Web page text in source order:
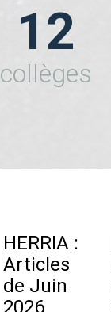
12
collèges
HERRIA :
Articles
de Juin
2026